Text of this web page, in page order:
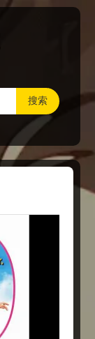
搜索